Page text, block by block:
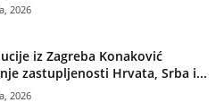
2026
iz Zagreba Konaković
zastupljenosti Hrvata, Srba i...
2026